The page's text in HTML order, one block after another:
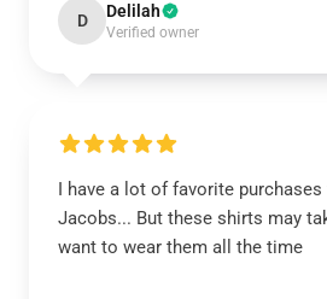
D Delilah
Verified owner
I have a lot of favorite purchases
Jacobs... But these shirts may
want to wear them all the time